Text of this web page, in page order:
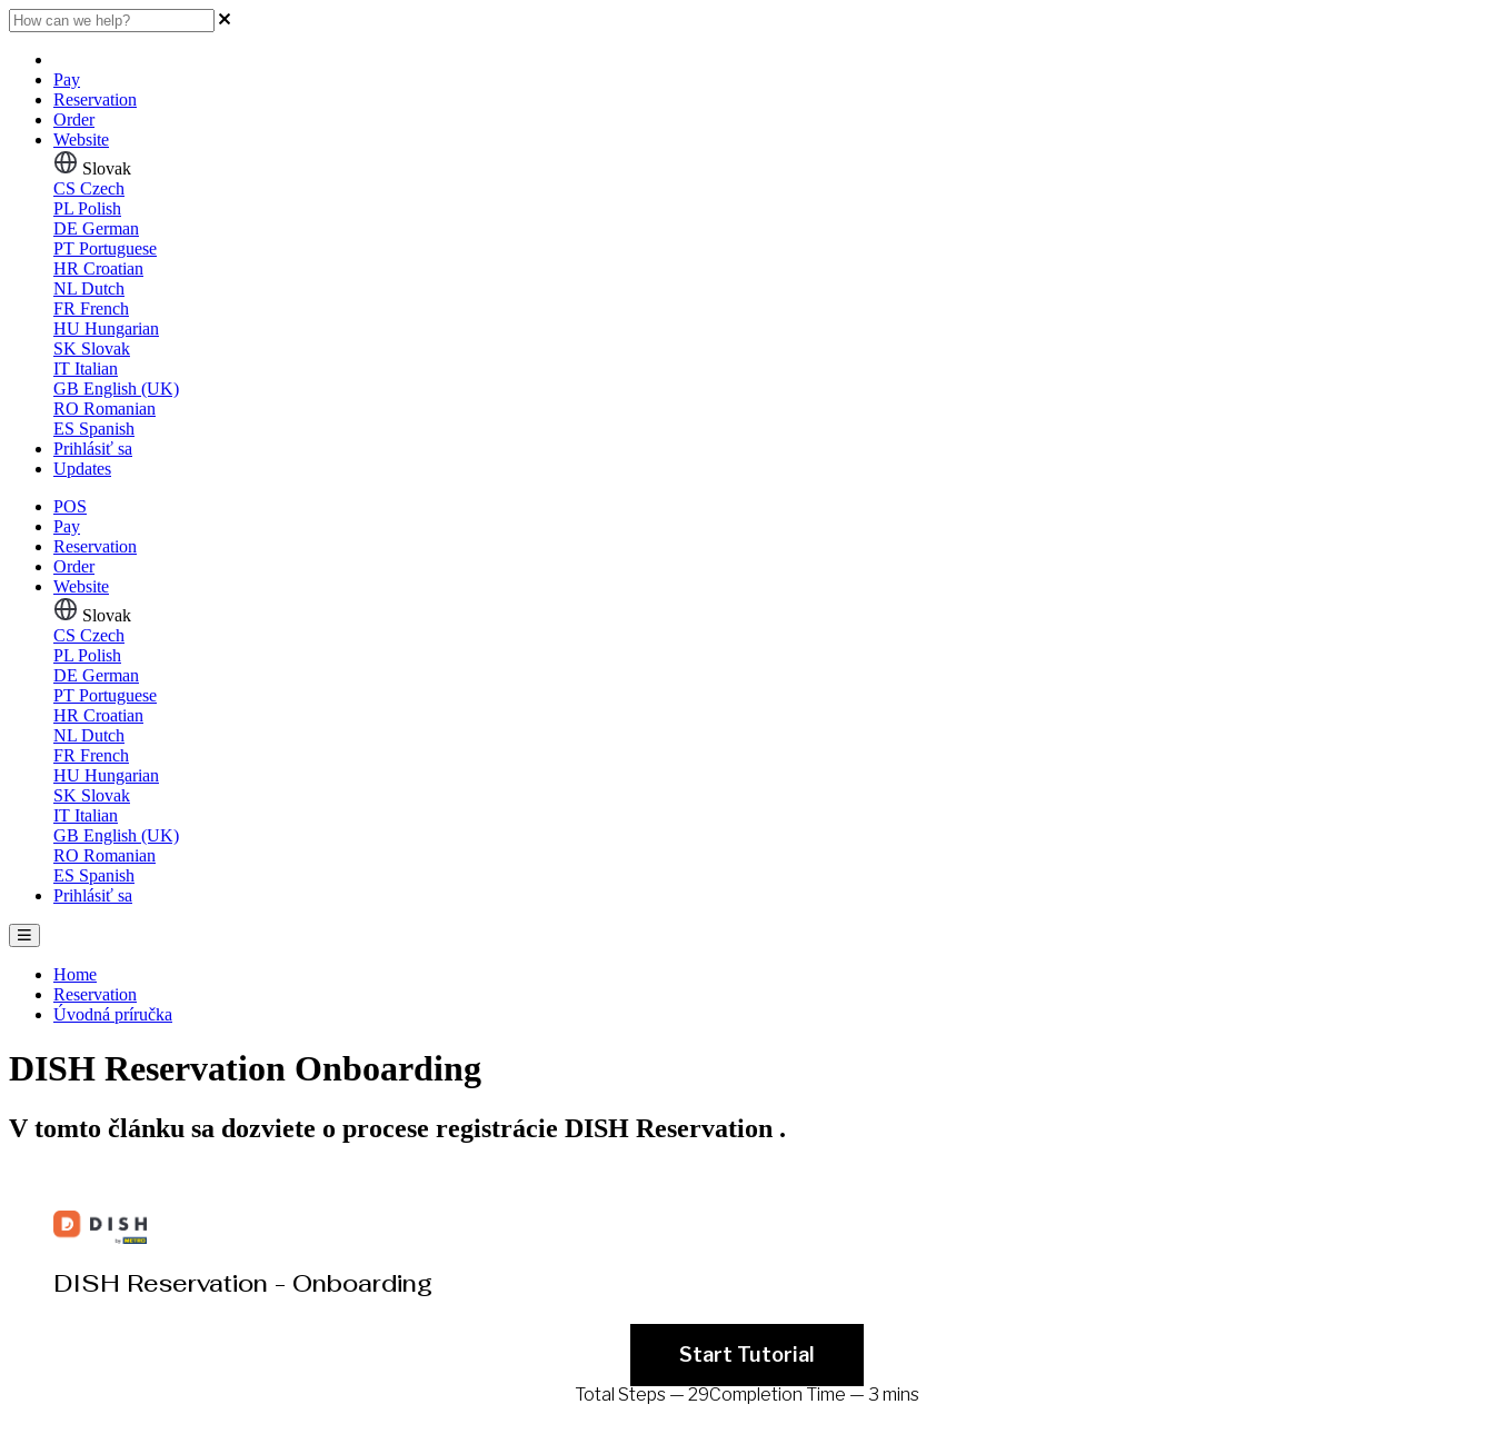
Pay
Reservation
Order
Website
Slovak
CS Czech
PL Polish
DE German
PT Portuguese
HR Croatian
NL Dutch
FR French
HU Hungarian
SK Slovak
IT Italian
GB English (UK)
RO Romanian
ES Spanish
Prihlásiť sa
Updates
POS
Pay
Reservation
Order
Website
Slovak
CS Czech
PL Polish
DE German
PT Portuguese
HR Croatian
NL Dutch
FR French
HU Hungarian
SK Slovak
IT Italian
GB English (UK)
RO Romanian
ES Spanish
Prihlásiť sa
Home
Reservation
Úvodná príručka
DISH Reservation Onboarding
V tomto článku sa dozviete o procese registrácie DISH Reservation .